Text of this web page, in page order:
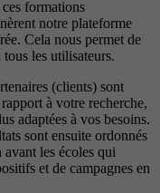
formations
notre plateforme
Cela nous permet de
les utilisateurs.
(clients) sont
à votre recherche,
adaptées à vos besoins.
sont ensuite ordonnés
les écoles qui
et de campagnes en